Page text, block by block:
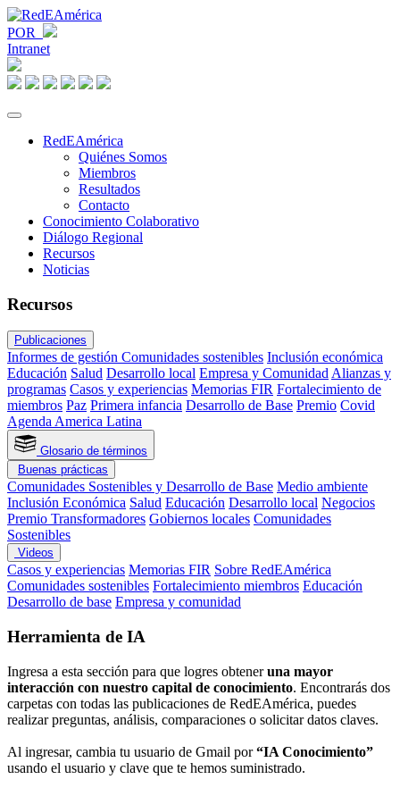
POR
Intranet
RedEAmérica
Quiénes Somos
Miembros
Resultados
Contacto
Conocimiento Colaborativo
Diálogo Regional
Recursos
Noticias
Recursos
Publicaciones
Informes de gestión Comunidades sostenibles Inclusión económica
Educación Salud Desarrollo local Empresa y ComunidadAlianzas y
programas Casos y experiencias Memorias FIR Fortalecimiento de
miembros Paz Primera infancia Desarrollo de Base Premio Covid
Agenda America Latina
Glosario de términos
Buenas prácticas
Comunidades Sostenibles y Desarrollo de Base Medio ambiente
Inclusión Económica Salud Educación Desarrollo local Negocios
Premio Transformadores Gobiernos locales Comunidades
Sostenibles
Videos
Casos y experiencias Memorias FIR Sobre RedEAmérica
Comunidades sostenibles Fortalecimiento miembros Educación
Desarrollo de base Empresa y comunidad
Herramienta de IA
Ingresa a esta sección para que logres obteneruna mayor
interacción con nuestro capital de conocimiento. Encontrarás dos
carpetas con todas las publicaciones de RedEAmérica, puedes
realizar preguntas, análisis, comparaciones o solicitar datos claves.
Al ingresar, cambia tu usuario de Gmail por“IA Conocimiento”
usando el usuario y clave que te hemos suministrado.